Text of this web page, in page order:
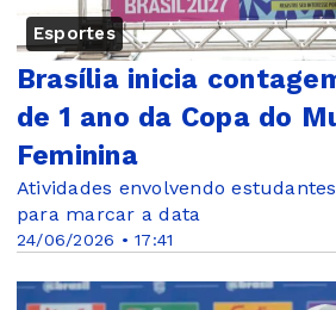
Esportes
24/06/2026 • 17:41
Brasília inicia
de 1 ano da Copa do
Feminina
Atividades envolvendo
para marcar a data